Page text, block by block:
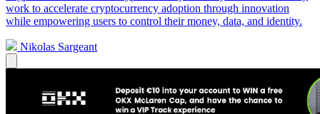
work to accelerate cryptocurrency adoption through innovation
while empowering users to control their money, data, and identity.
Nikolas Sargeant